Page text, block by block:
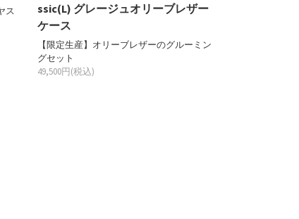
ス
ssic(L) グレージュオリーブレザー
ケース
【限定生産】オリーブレザーのグルーミン
グセット
49,500円(税込)